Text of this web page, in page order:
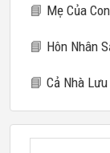
📘 Mẹ Của
📘 Hôn Nhân
📘 Cả Nhà Lưu